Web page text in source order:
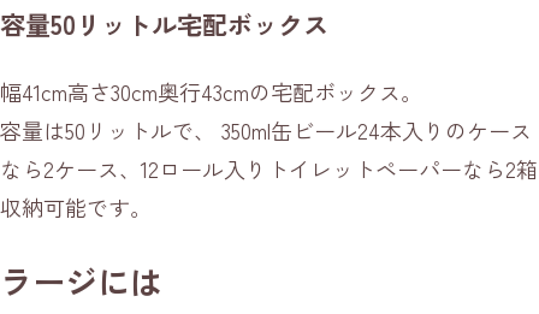
容量50リットル宅配ボックス
幅41cm高さ30cm奥行43cmの宅配ボックス。
容量は50リットルで、 350ml缶ビール24本入りのケース
なら2ケース、12ロール入りトイレットペーパーなら2箱
収納可能です。
ラージには